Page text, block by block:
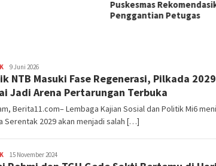
Redaksi
9 Juni 2026
NTB Masuki Fase Regenerasi, Pilkada 2029
Jadi Arena Pertarungan Terbuka
Berita11.com– Lembaga Kajian Sosial dan Politik Mi6
Serentak 2029 akan menjadi salah […]
Redaksi
15 November 2024